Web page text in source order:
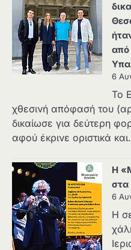
από
6
Το
χθεσινή απόφασή του
δικαίωσε για δεύτερη
αφού έκρινε οριστικά
Η
στα
6
Η